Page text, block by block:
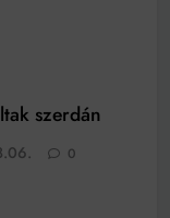
szerdán
0